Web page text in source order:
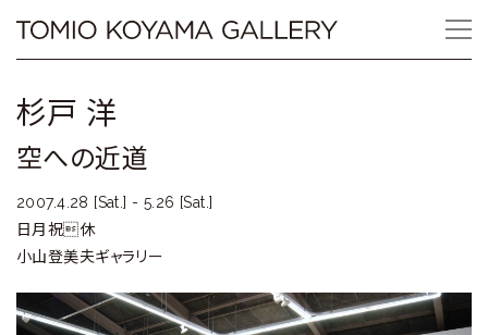
content
Tomio
Gallery
小
山
登
美
杉戸 洋
空への近道
2007.4.28 [Sat.] - 5.26 [Sat.]
日月祝休
小山登美夫ギャラリー